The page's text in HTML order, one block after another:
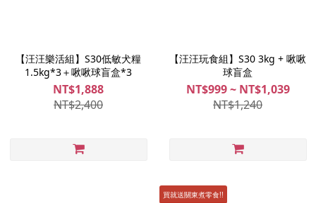
【汪汪樂活組】S30低敏犬糧
1.5kg*3＋啾啾球盲盒*3
NT$1,888
NT$2,400
【汪汪玩食組】S30 3kg + 啾啾
球盲盒
NT$999 ~ NT$1,039
NT$1,240
買就送關東煮零食!!